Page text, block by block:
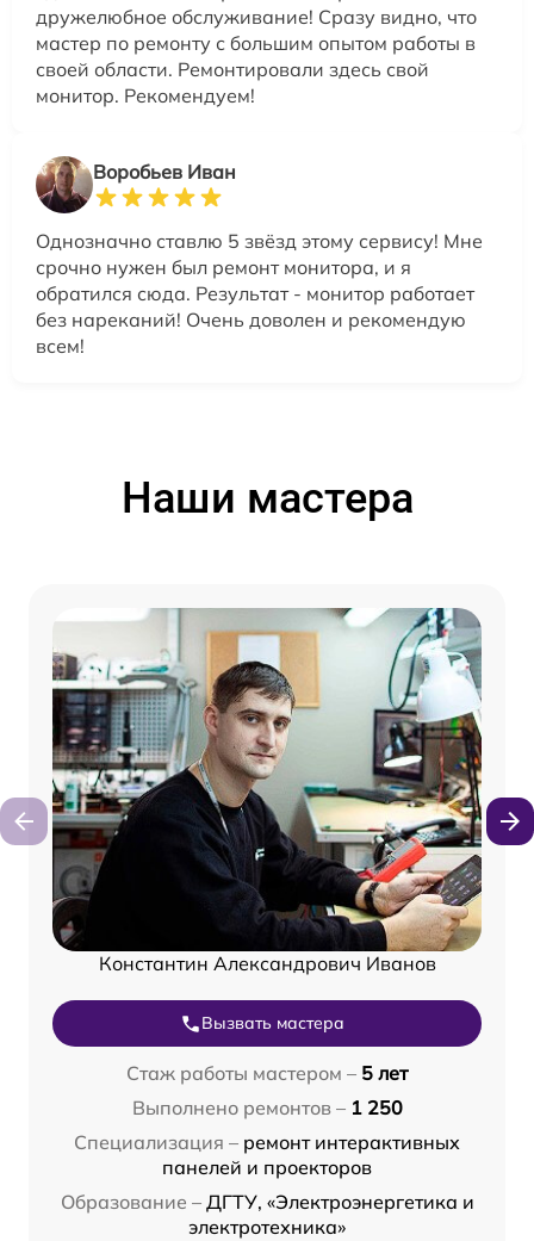
дружелюбное обслуживание! Сразу видно, что
мастер по ремонту с большим опытом работы в
своей области. Ремонтировали здесь свой
монитор. Рекомендуем!
Воробьев Иван
Однозначно ставлю 5 звёзд этому сервису! Мне
срочно нужен был ремонт монитора, и я
обратился сюда. Результат - монитор работает
без нареканий! Очень доволен и рекомендую
всем!
Наши мастера
Константин Александрович Иванов
Вызвать мастера
Стаж работы мастером – 5 лет
Выполнено ремонтов – 1 250
Специализация – ремонт интерактивных
панелей и проекторов
Образование – ДГТУ, «Электроэнергетика и
электротехника»